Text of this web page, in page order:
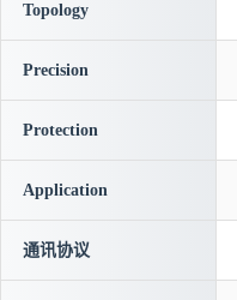
Topology
Precision
Protection
Application
通讯协议